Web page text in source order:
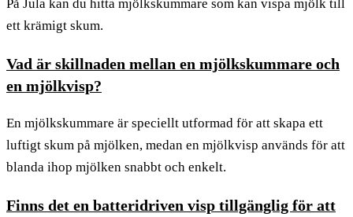
På Jula kan du hitta mjölkskummare som kan vispa mjölk till
ett krämigt skum.
Vad är skillnaden mellan en mjölkskummare och
en mjölkvisp?
En mjölkskummare är speciellt utformad för att skapa ett
luftigt skum på mjölken, medan en mjölkvisp används för att
blanda ihop mjölken snabbt och enkelt.
Finns det en batteridriven visp tillgänglig för att